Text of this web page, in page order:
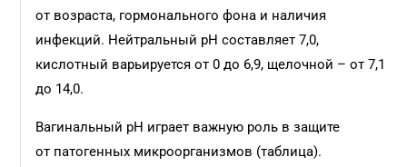
от возраста, гормонального фона и наличия
инфекций. Нейтральный pH составляет 7,0,
кислотный варьируется от 0 до 6,9, щелочной – от 7,1
до 14,0.
Вагинальный pH играет важную роль в защите
от патогенных микроорганизмов (таблица).